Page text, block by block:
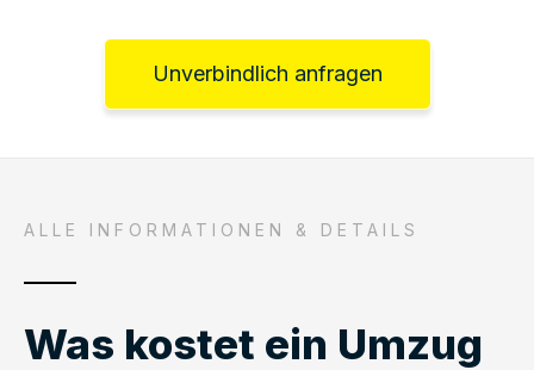
Unverbindlich anfragen
ALLE INFORMATIONEN & DETAILS
Was kostet ein Umzug